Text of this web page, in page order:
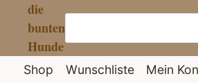
Inhalt
springen
die
bunten
Hunde
Shop Wunschliste Mein